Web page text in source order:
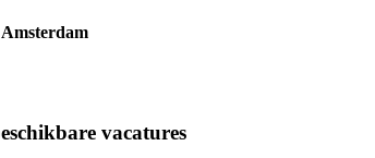
vacatures